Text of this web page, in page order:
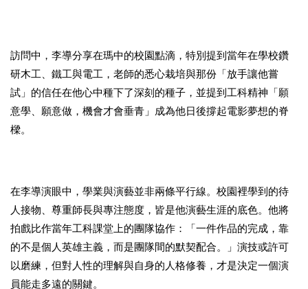
訪問中，李導分享在瑪中的校園點滴，特別提到當年在學校鑽
研木工、鐵工與電工，老師的悉心栽培與那份「放手讓他嘗
試」的信任在他心中種下了深刻的種子，並提到工科精神「願
意學、願意做，機會才會垂青」成為他日後撐起電影夢想的脊
樑。
在李導演眼中，學業與演藝並非兩條平行線。校園裡學到的待
人接物、尊重師長與專注態度，皆是他演藝生涯的底色。他將
拍戲比作當年工科課堂上的團隊協作：「一件作品的完成，靠
的不是個人英雄主義，而是團隊間的默契配合。」演技或許可
以磨練，但對人性的理解與自身的人格修養，才是決定一個演
員能走多遠的關鍵。